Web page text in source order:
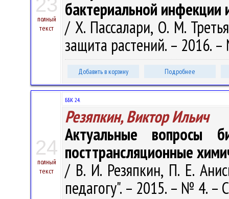
23
полный
текст
бактериальной инфекции
/ Х. Пассалари, О. М.
защита растений. – 2016.
Добавить в корзину Подробнее
24
полный
текст
ББК 24.
Резяпкин, Виктор Ильич
Актуальные вопросы
посттрансляционные
/ В. И. Резяпкин, П. Е.
педагогу". – 2015. – № 4. –